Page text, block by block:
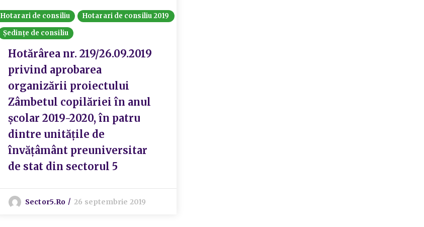
Hotarari de consiliu
Hotarari de consiliu 2019
Ședințe de consiliu
Hotărârea nr. 219/26.09.2019
privind aprobarea
organizării proiectului
Zâmbetul copilăriei în anul
școlar 2019-2020, în patru
dintre unitățile de
învățâmânt preuniversitar
de stat din sectorul 5
Sector5.ro 26 septembrie 2019